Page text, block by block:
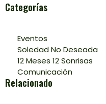
Categorías
Eventos
Soledad No Deseada
12 Meses 12 Sonrisas
Comunicación
Relacionado